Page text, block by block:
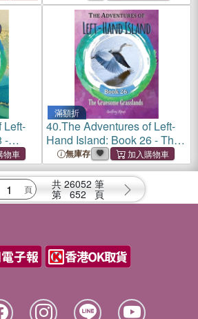
Left-
-
滿額折
40.The Adventures of Left-
Hand Island: Book 26 - The
Gruesome Grasslands
無庫存
共 26052 筆
第 652 頁